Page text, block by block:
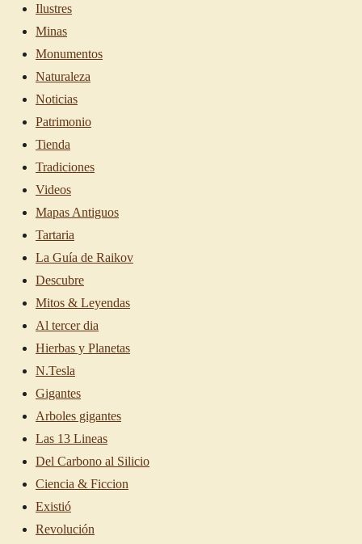
Ilustres
Minas
Monumentos
Naturaleza
Noticias
Patrimonio
Tienda
Tradiciones
Videos
Mapas Antiguos
Tartaria
La Guía de Raikov
Descubre
Mitos & Leyendas
Al tercer dia
Hierbas y Planetas
N.Tesla
Gigantes
Arboles gigantes
Las 13 Lineas
Del Carbono al Silicio
Ciencia & Ficcion
Existió
Revolución